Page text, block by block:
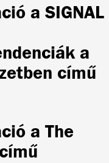
a SIGNAL
a
című
a The